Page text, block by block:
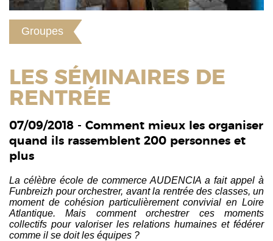
Groupes
LES SÉMINAIRES DE
RENTRÉE
07/09/2018 - Comment mieux les organiser
quand ils rassemblent 200 personnes et
plus
La célèbre école de commerce AUDENCIA a fait appel à
Funbreizh pour orchestrer, avant la rentrée des classes, un
moment de cohésion particulièrement convivial en Loire
Atlantique. Mais comment orchestrer ces moments
collectifs pour valoriser les relations humaines et fédérer
comme il se doit les équipes ?